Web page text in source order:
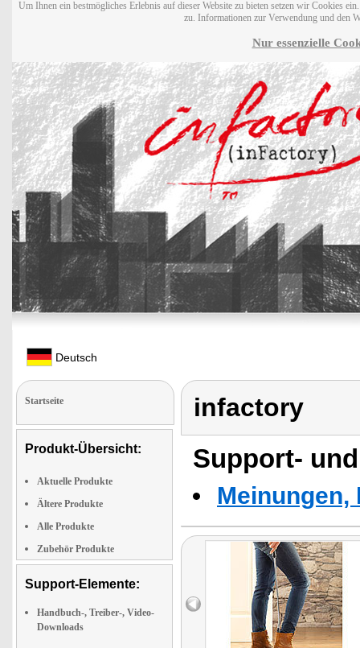
Um Ihnen ein bestmögliches Erlebnis auf dieser Website zu bieten setzen wir Cookies
zu. Informationen zur Verwendung und den
Nur essenzielle
Deutsch
Startseite
Produkt-Übersicht:
Aktuelle Produkte
Ältere Produkte
Alle Produkte
Zubehör Produkte
Support-Elemente:
Handbuch-, Treiber-, Video-
Downloads
infactory
Support-